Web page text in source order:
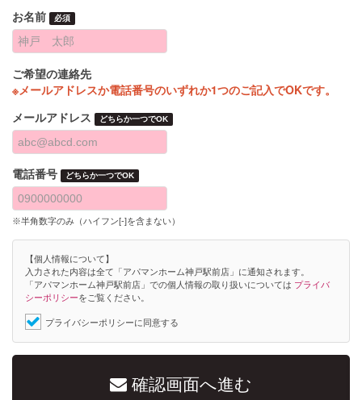
お名前 必須
ご希望の連絡先
※メールアドレスか電話番号のいずれか1つのご記入でOKです。
メールアドレス どちらか一つでOK
電話番号 どちらか一つでOK
※半角数字のみ（ハイフン[-]を含まない）
【個人情報について】
入力された内容は全て「アパマンホーム神戸駅前店」に通知されます。
「アパマンホーム神戸駅前店」での個人情報の取り扱いについては プライバ
シーポリシーをご覧ください。
プライバシーポリシーに同意する
確認画面へ進む